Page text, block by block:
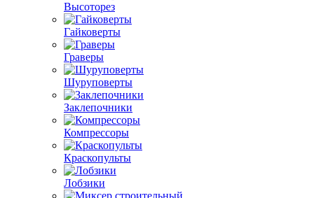
Высоторез
Гайковерты
Граверы
Шуруповерты
Заклепочники
Компрессоры
Краскопульты
Лобзики